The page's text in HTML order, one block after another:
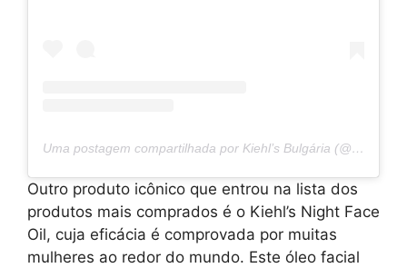
Uma postagem compartilhada por Kiehl’s Bulgária (@kiehls.bg)
Outro produto icônico que entrou na lista dos
produtos mais comprados é o Kiehl’s Night Face
Oil, cuja eficácia é comprovada por muitas
mulheres ao redor do mundo. Este óleo facial